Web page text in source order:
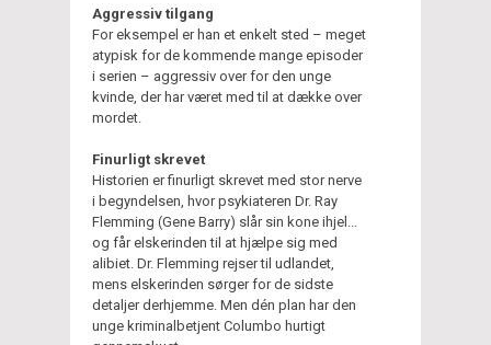
Aggressiv tilgang
For eksempel er han et enkelt sted – meget
atypisk for de kommende mange episoder
i serien – aggressiv over for den unge
kvinde, der har været med til at dække over
mordet.
Finurligt skrevet
Historien er finurligt skrevet med stor nerve
i begyndelsen, hvor psykiateren Dr. Ray
Flemming (Gene Barry) slår sin kone ihjel...
og får elskerinden til at hjælpe sig med
alibiet. Dr. Flemming rejser til udlandet,
mens elskerinden sørger for de sidste
detaljer derhjemme. Men dén plan har den
unge kriminalbetjent Columbo hurtigt